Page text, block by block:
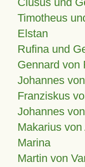
Timotheus
Elstan
Rufina und
Gennard von
Johannes
Franziskus
Johannes
Makarius
Marina
Martin von